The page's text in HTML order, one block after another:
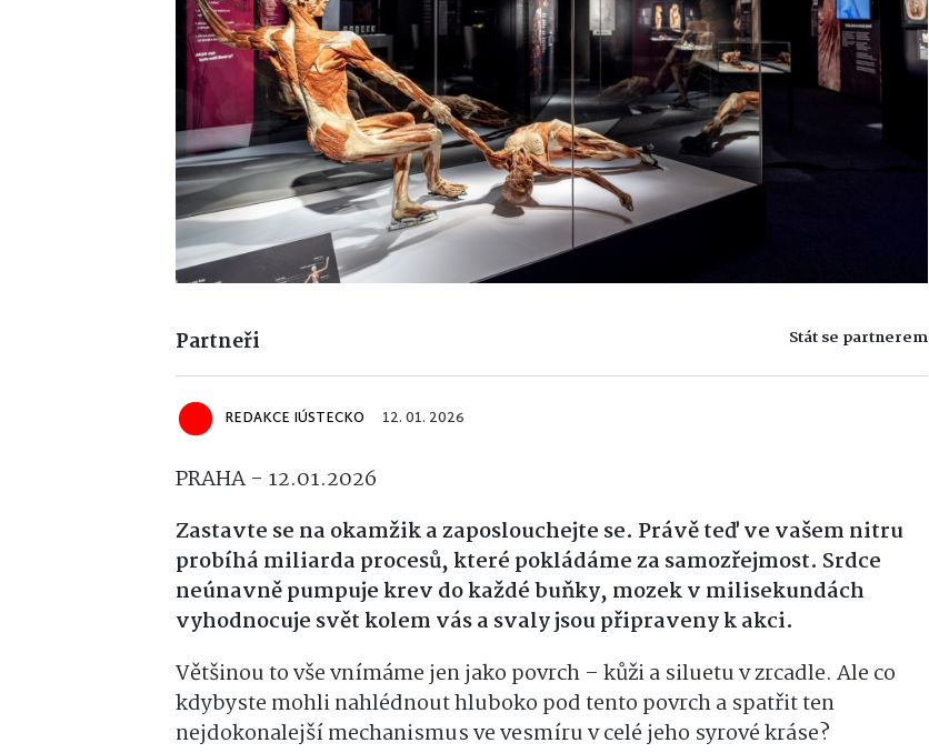
Partneři Stát se partnerem
REDAKCE IÚSTECKO 12. 01. 2026
PRAHA - 12.01.2026
Zastavte se na okamžik a zaposlouchejte se. Právě teď ve vašem nitru
probíhá miliarda procesů, které pokládáme za samozřejmost. Srdce
neúnavně pumpuje krev do každé buňky, mozek v milisekundách
vyhodnocuje svět kolem vás a svaly jsou připraveny k akci.
Většinou to vše vnímáme jen jako povrch – kůži a siluetu v zrcadle. Ale co
kdybyste mohli nahlédnout hluboko pod tento povrch a spatřit ten
nejdokonalejší mechanismus ve vesmíru v celé jeho syrové kráse?